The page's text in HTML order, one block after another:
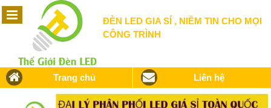
ĐÈN LED GIA SỈ , NIỀM TIN CHO MỌI
CÔNG TRÌNH
Trang chủ Liên hệ